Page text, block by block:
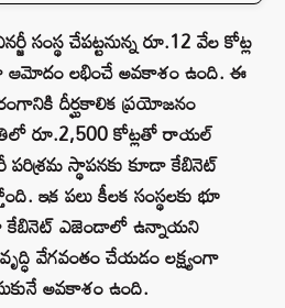
సంస్థ చేపట్టనున్న రూ.12 వేల కోట్ల
ఆమోదం లభించే అవకాశం ఉంది. ఈ
రంగానికి దీర్ఘకాలిక ప్రయోజనం
రూ.2,500 కోట్లతో రాయల్
స్థాపనకు కూడా కేబినెట్
ఇక పలు కీలక సంస్థలకు భూ
కేబినెట్ ఎజెండాలో ఉన్నాయని
వేగవంతం చేయడం లక్ష్యంగా
అవకాశం ఉంది.